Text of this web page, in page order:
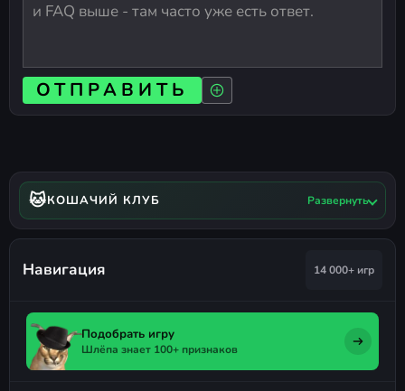
ОТПРАВИТЬ
🐱КОШАЧИЙ КЛУБ Развернуть
Навигация 14 000+ игр
Подобрать игру
Шлёпа знает 100+ признаков